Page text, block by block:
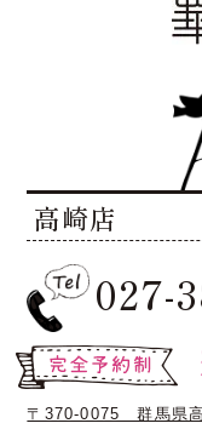
高崎店
027-
〒370-0075 群馬県